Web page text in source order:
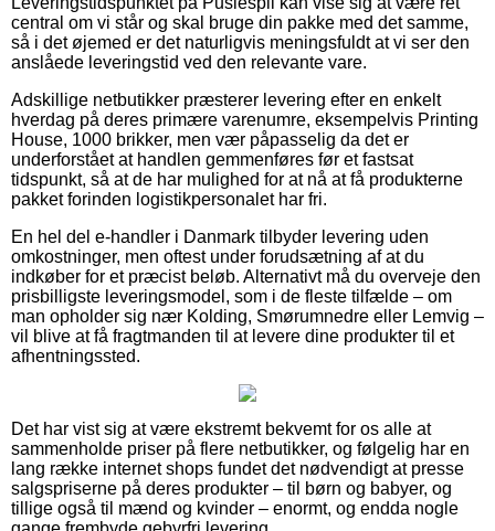
central om vi står og skal bruge din pakke med det samme,
så i det øjemed er det naturligvis meningsfuldt at vi ser den
anslåede leveringstid ved den relevante vare.
Adskillige netbutikker præsterer levering efter en enkelt
hverdag på deres primære varenumre, eksempelvis Printing
House, 1000 brikker, men vær påpasselig da det er
underforstået at handlen gemmenføres før et fastsat
tidspunkt, så at de har mulighed for at nå at få produkterne
pakket forinden logistikpersonalet har fri.
En hel del e-handler i Danmark tilbyder levering uden
omkostninger, men oftest under forudsætning af at du
indkøber for et præcist beløb. Alternativt må du overveje den
prisbilligste leveringsmodel, som i de fleste tilfælde – om
man opholder sig nær Kolding, Smørumnedre eller Lemvig –
vil blive at få fragtmanden til at levere dine produkter til et
afhentningssted.
Det har vist sig at være ekstremt bekvemt for os alle at
sammenholde priser på flere netbutikker, og følgelig har en
lang række internet shops fundet det nødvendigt at presse
salgspriserne på deres produkter – til børn og babyer, og
tillige også til mænd og kvinder – enormt, og endda nogle